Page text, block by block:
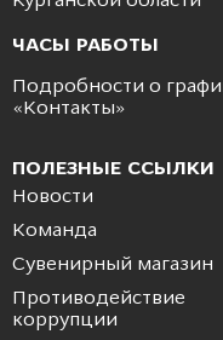
ЧАСЫ РАБОТЫ
Подробности о
« Контакты»
ПОЛЕЗНЫЕ ССЫЛКИ
Новости
Команда
Сувенирный магазин
Противодействие
коррупции